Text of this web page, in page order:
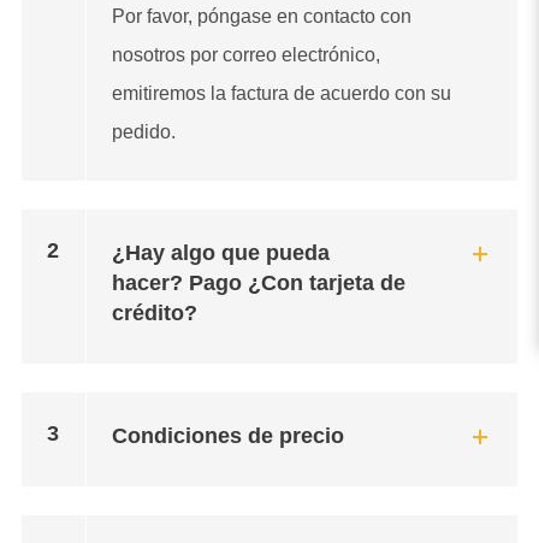
Por favor, póngase en contacto con
nosotros por correo electrónico,
emitiremos la factura de acuerdo con su
pedido.
2
¿Hay algo que pueda
hacer? Pago ¿Con tarjeta de
crédito?
3 Condiciones de precio